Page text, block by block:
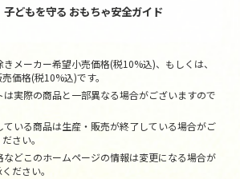
子どもを守る おもちゃ安全ガイド
メーカー希望小売価格(税10%込)、もしくは、
価格(税10%込)です。
実際の商品と一部異なる場合がございますので
いる商品は生産・販売が終了している場合がご
さい。
どこのホームページの情報は変更になる場合が
ださい。